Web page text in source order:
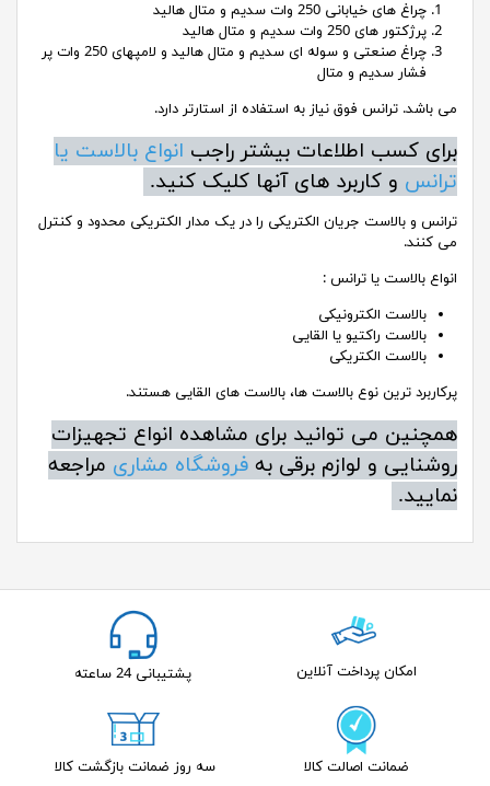
چراغ های خیابانی 250 وات سدیم و متال هالید
پرژکتور های 250 وات سدیم و متال هالید
چراغ صنعتی و سوله ای سدیم و متال هالید و لامپهای 250 وات پر
فشار سدیم و متال
می باشد. ترانس فوق نیاز به استفاده از استارتر دارد.
برای کسب اطلاعات بیشتر راجب انواع بالاست یا
ترانس و کاربرد های آنها کلیک کنید.
ترانس و بالاست جریان الکتریکی را در یک مدار الکتریکی محدود و کنترل
می کنند.
انواع بالاست یا ترانس :
بالاست الکترونیکی
بالاست راکتیو یا القایی
بالاست الکتریکی
پرکاربرد ترین نوع بالاست ها، بالاست های القایی هستند.
همچنین می توانید برای مشاهده انواع تجهیزات
روشنایی و لوازم برقی به فروشگاه مشاری مراجعه
نمایید.
امکان پرداخت آنلاین پشتیبانی 24 ساعته
ضمانت اصالت کالا سه روز ضمانت بازگشت کالا